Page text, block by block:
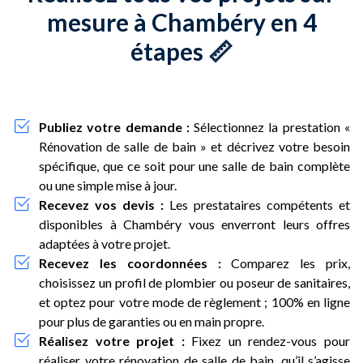
mesure à Chambéry en 4
étapes 📏
Publiez votre demande :Sélectionnez la prestation «
Rénovation de salle de bain » et décrivez votre besoin
spécifique, que ce soit pour une salle de bain complète
ou une simple mise à jour.
Recevez vos devis : Les prestataires compétents et
disponibles à Chambéry vous enverront leurs offres
adaptées à votre projet.
Recevez les coordonnées :Comparez les prix,
choisissez un profil de plombier ou poseur de sanitaires,
et optez pour votre mode de règlement ; 100% en ligne
pour plus de garanties ou en main propre.
Réalisez votre projet :Fixez un rendez-vous pour